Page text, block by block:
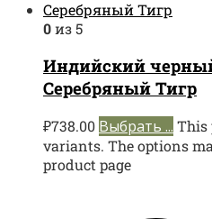
0из 5
Индийский
Серебряный Тигр
₽738.00 Выбрать ... This
variants. The options
product page